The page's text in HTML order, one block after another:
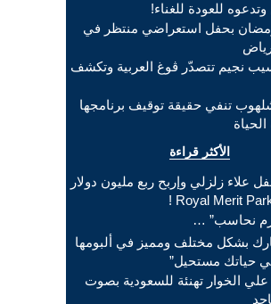
وتدعوه للعودة للغناء!
بحفل استعراضي منتظر في
نجيم تتصدّر ڤوغ العربية وتكشف
تنفي حقيقة توقيف برنامجها
الأكثر قراءة
علاء زلزلي وإربح ربع مليون دولار
نحاسب” …
بشكل مختلف ومميز في ألبومها
حياتك مستحيل”
الخوار تهنئة للسعودية بصوت